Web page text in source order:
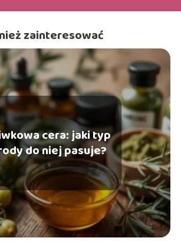
zainteresować
cera: jaki typ
do niej pasuje?